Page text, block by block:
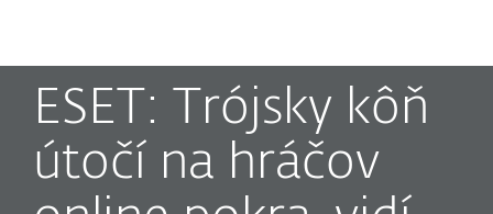
ESET: Trójsky kôň
útočí na hráčov